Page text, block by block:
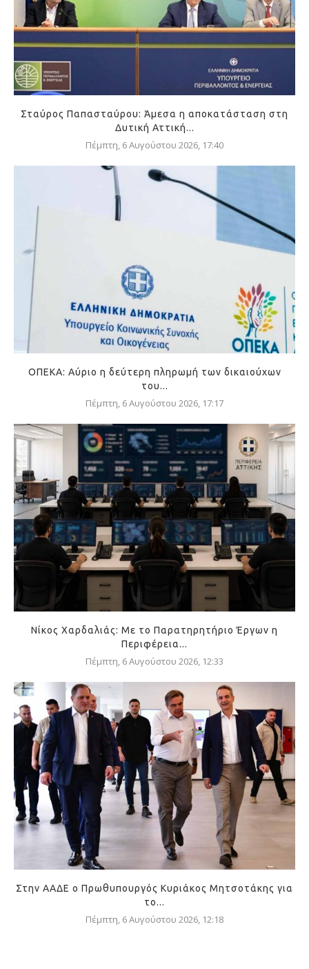
Σταύρος Παπασταύρου: Άμεσα η αποκατάσταση στη
Δυτική Αττική...
Πέμπτη, 6 Αυγούστου 2026, 17:40
ΟΠΕΚΑ: Αύριο η δεύτερη πληρωμή των δικαιούχων
του...
Πέμπτη, 6 Αυγούστου 2026, 17:17
Νίκος Χαρδαλιάς: Με το Παρατηρητήριο Έργων η
Περιφέρεια...
Πέμπτη, 6 Αυγούστου 2026, 12:33
Στην ΑΑΔΕ ο Πρωθυπουργός Κυριάκος Μητσοτάκης για
το...
Πέμπτη, 6 Αυγούστου 2026, 12:18